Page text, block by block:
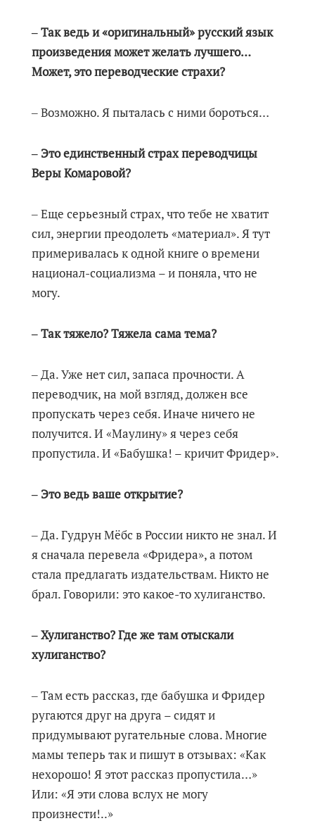
‒ Так ведь и «оригинальный» русский язык
произведения может желать лучшего…
Может, это переводческие страхи?
‒ Возможно. Я пыталась с ними бороться…
‒ Это единственный страх переводчицы
Веры Комаровой?
‒ Еще серьезный страх, что тебе не хватит
сил, энергии преодолеть «материал». Я тут
примеривалась к одной книге о времени
национал-социализма – и поняла, что не
могу.
‒ Так тяжело? Тяжела сама тема?
‒ Да. Уже нет сил, запаса прочности. А
переводчик, на мой взгляд, должен все
пропускать через себя. Иначе ничего не
получится. И «Маулину» я через себя
пропустила. И «Бабушка! – кричит Фридер».
‒ Это ведь ваше открытие?
‒ Да. Гудрун Мёбс в России никто не знал. И
я сначала перевела «Фридера», а потом
стала предлагать издательствам. Никто не
брал. Говорили: это какое-то хулиганство.
‒ Хулиганство? Где же там отыскали
хулиганство?
‒ Там есть рассказ, где бабушка и Фридер
ругаются друг на друга – сидят и
придумывают ругательные слова. Многие
мамы теперь так и пишут в отзывах: «Как
нехорошо! Я этот рассказ пропустила…»
Или: «Я эти слова вслух не могу
произнести!..»